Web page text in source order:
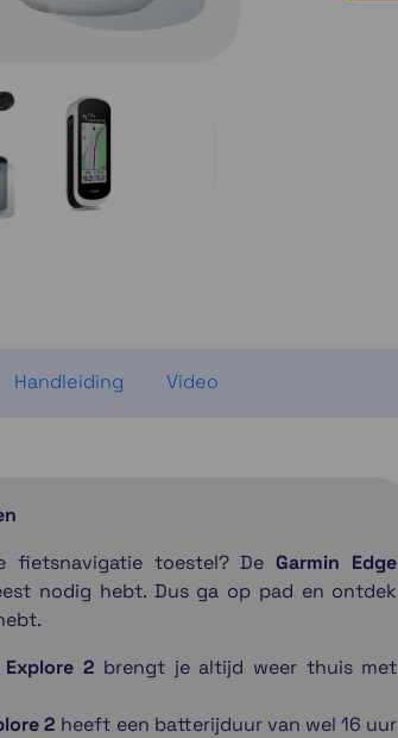
Handleiding Video
fietsnavigatie toestel? DeGarmin Edge
nodig hebt. Dus ga op pad en ontdek
Explore 2 brengt je altijd weer thuis met
2 heeft een batterijduur van wel 16 uur